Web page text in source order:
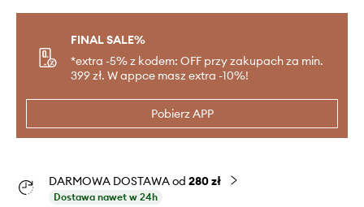
FINAL SALE%
*extra -5% z kodem: OFF przy zakupach za min.
399 zł. W appce masz extra -10%!
Pobierz APP
DARMOWA DOSTAWA od 280 zł
Dostawa nawet w 24h